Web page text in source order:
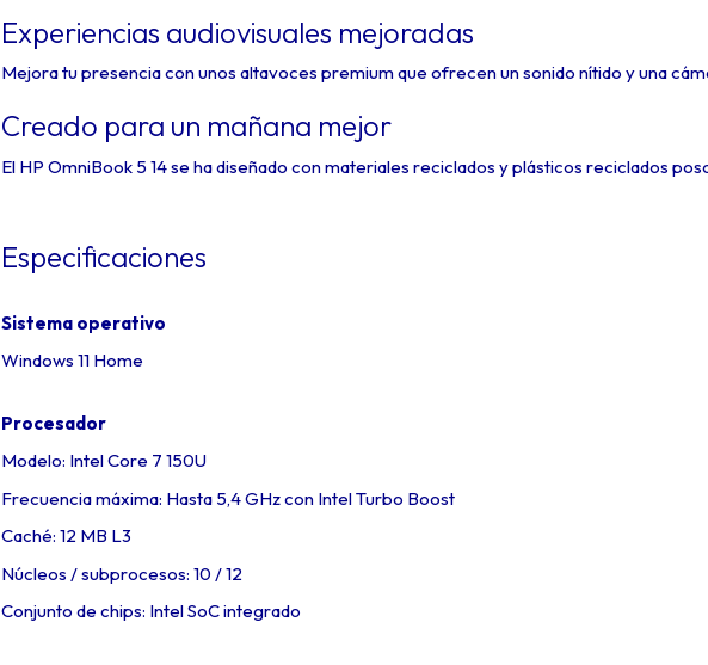
Experiencias audiovisuales mejoradas
Mejora tu presencia con unos altavoces premium que ofrecen un sonido nítido y una
Creado para un mañana mejor
El HP OmniBook 5 14 se ha diseñado con materiales reciclados y plásticos reciclados
Especificaciones
Sistema operativo
Windows 11 Home
Procesador
Modelo: Intel Core 7 150U
Frecuencia máxima: Hasta 5,4 GHz con Intel Turbo Boost
Caché: 12 MB L3
Núcleos / subprocesos: 10 / 12
Conjunto de chips: Intel SoC integrado